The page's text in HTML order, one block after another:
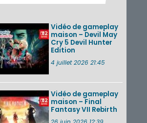
des musiques de
morceaux du mode
Balade de ...
Les éditions
physiques de Tomb
Switch 2 en version
amé...
Splatoon 3 : le
festival Summer
Vidéo de gameplay
maison – Devil May
Cry 5 Devil Hunter
Edition
4 juillet 2026 21:45
Vidéo de gameplay
maison – Final
Fantasy VII Rebirth